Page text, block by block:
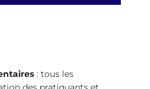
: tous les